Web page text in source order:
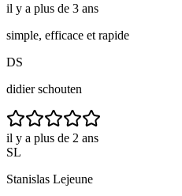
il y a plus de 3 ans
simple, efficace et rapide
DS
didier schouten
il y a plus de 2 ans
SL
Stanislas Lejeune